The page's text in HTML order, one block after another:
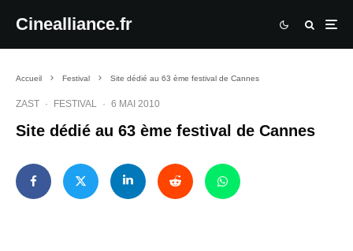
Cinealliance.fr
Accueil Festival Site dédié au 63 ème festival de Cannes
ZAST · FESTIVAL · 6 MAI 2010
Site dédié au 63 ème festival de Cannes